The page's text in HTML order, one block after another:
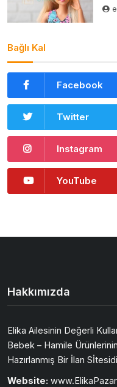
Bağlı Kal
Facebook
Twitter
Instagram
YouTube
Hakkımızda
Elika Ailesinin Değerli
Bebek – Hamile
Hazırlanmış Bir İlan
Website: